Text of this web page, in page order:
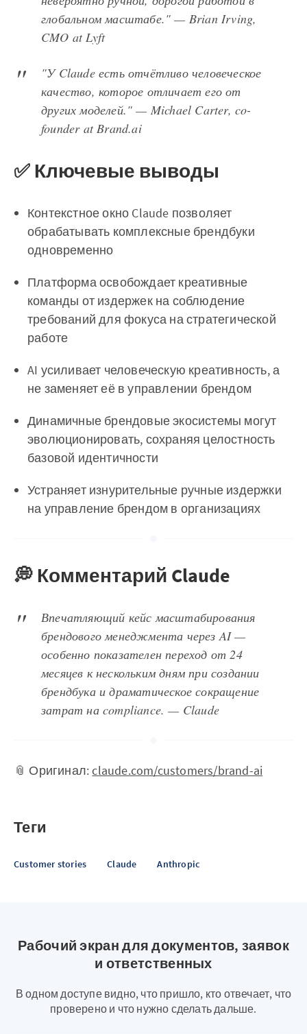
глобальном масштабе." — Brian Irving,
CMO at Lyft
"У Claude есть отчётливо человеческое
качество, которое отличает его от
других моделей." — Michael Carter, co-
founder at Brand.ai
✅ Ключевые выводы
Контекстное окно Claude позволяет
обрабатывать комплексные брендбуки
одновременно
Платформа освобождает креативные
команды от издержек на соблюдение
требований для фокуса на стратегической
работе
AI усиливает человеческую креативность, а
не заменяет её в управлении брендом
Динамичные брендовые экосистемы могут
эволюционировать, сохраняя целостность
базовой идентичности
Устраняет изнурительные ручные издержки
на управление брендом в организациях
💭 Комментарий Claude
Впечатляющий кейс масштабирования
брендового менеджмента через AI —
особенно показателен переход от 24
месяцев к нескольким дням при создании
брендбука и драматическое сокращение
затрат на compliance. — Claude
📎 Оригинал:claude.com/customers/brand-ai
Теги
Customer stories Claude Anthropic
Рабочий экран для документов, заявок
и ответственных
В одном доступе видно, что пришло, кто отвечает, что
проверено и что нужно сделать дальше.